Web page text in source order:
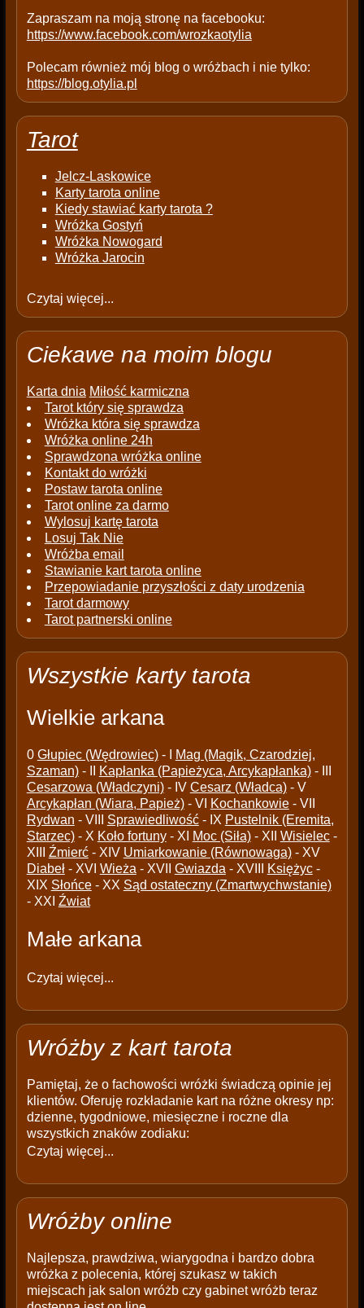
Zapraszam na moją stronę na facebooku:
https://www.facebook.com/wrozkaotylia
Polecam również mój blog o wróżbach i nie tylko:
https://blog.otylia.pl
Tarot
Jelcz-Laskowice
Karty tarota online
Kiedy stawiać karty tarota ?
Wróżka Gostyń
Wróżka Nowogard
Wróżka Jarocin
Czytaj więcej...
Ciekawe na moim blogu
Karta dnia Miłość karmiczna
Tarot który się sprawdza
Wróżka która się sprawdza
Wróżka online 24h
Sprawdzona wróżka online
Kontakt do wróżki
Postaw tarota online
Tarot online za darmo
Wylosuj kartę tarota
Losuj Tak Nie
Wróżba email
Stawianie kart tarota online
Przepowiadanie przyszłości z daty urodzenia
Tarot darmowy
Tarot partnerski online
Wszystkie karty tarota
Wielkie arkana
0 Głupiec (Wędrowiec)- I
Mag (Magik, Czarodziej,
Szaman)- II Kapłanka (Papieżyca, Arcykapłanka)- III
Cesarzowa (Władczyni)- IV Cesarz (Władca)- V
Arcykapłan (Wiara, Papież)- VI Kochankowie- VII
Rydwan - VIII Sprawiedliwość- IX Pustelnik (Eremita,
Starzec)- X Koło fortuny- XI Moc (Siła)- XII Wisielec-
XIII Źmierć- XIV Umiarkowanie (Równowaga)- XV
Diabeł- XVI Wieża - XVII Gwiazda - XVIII Księżyc-
XIX Słońce- XX Sąd ostateczny (Zmartwychwstanie)
- XXI Źwiat
Małe arkana
Czytaj więcej...
Wróżby z kart tarota
Pamiętaj, że o fachowości wróżki świadczą opinie jej
klientów. Oferuję rozkładanie kart na różne okresy np:
dzienne, tygodniowe, miesięczne i roczne dla
wszystkich znaków zodiaku:
Czytaj więcej...
Wróżby online
Najlepsza, prawdziwa, wiarygodna i bardzo dobra
wróżka z polecenia, której szukasz w takich
miejscach jak salon wróżb czy gabinet wróżb teraz